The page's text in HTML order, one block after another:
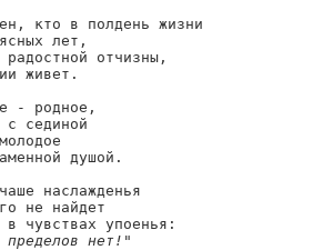
кто в полдень жизни
лет,
отчизны,
живет.
- родное,
с сединой
душой.
наслажденья
не найдет
пределов нет!"